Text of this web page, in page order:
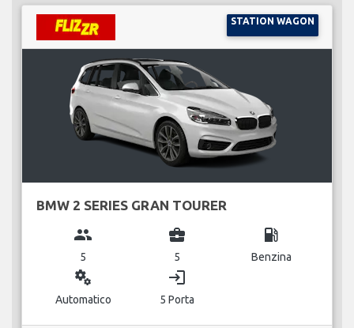
STATION WAGON
BMW 2 SERIES GRAN TOURER
group
5
business_center
5
local_gas_station
Benzina
miscellaneous_services
Automatico
login
5 Porta